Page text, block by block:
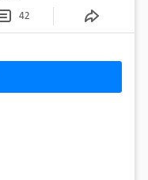
42